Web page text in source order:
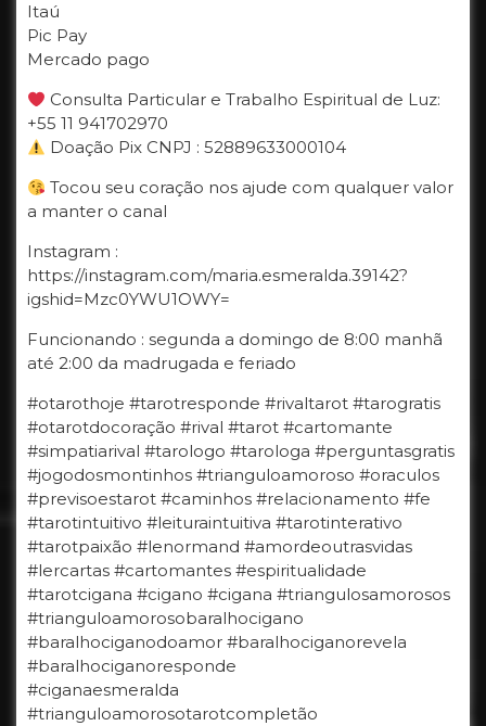
Itaú
Pic Pay
Mercado pago
Consulta Particular e Trabalho Espiritual de Luz:
+55 11 941702970
Doação Pix CNPJ : 52889633000104
Tocou seu coração nos ajude com qualquer valor
a manter o canal
Instagram :
https://instagram.com/maria.esmeralda.39142?
igshid=Mzc0YWU1OWY=
Funcionando : segunda a domingo de 8:00 manhã
até 2:00 da madrugada e feriado
#otarothoje #tarotresponde #rivaltarot #tarogratis
#otarotdocoração #rival #tarot #cartomante
#simpatiarival #tarologo #tarologa #perguntasgratis
#jogodosmontinhos #trianguloamoroso #oraculos
#previsoestarot #caminhos #relacionamento #fe
#tarotintuitivo #leituraintuitiva #tarotinterativo
#tarotpaixão #lenormand #amordeoutrasvidas
#lercartas #cartomantes #espiritualidade
#tarotcigana #cigano #cigana #triangulosamorosos
#trianguloamorosobaralhocigano
#baralhociganodoamor #baralhociganorevela
#baralhociganoresponde
#ciganaesmeralda
#trianguloamorosotarotcompletão